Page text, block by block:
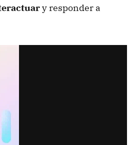
y responder a